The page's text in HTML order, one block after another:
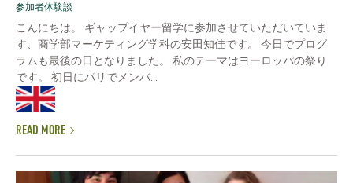
参加者体験談
こんにちは。 ギャップイヤー留学に参加させていただいていま
す、商学部マーケティング学科の安田知佳です。 今日でプログ
ラムも最後の日となりました。 私のテーマはヨーロッパの祭り
です。 初日にパリでメンバ...
READ MORE